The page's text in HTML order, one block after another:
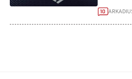
10